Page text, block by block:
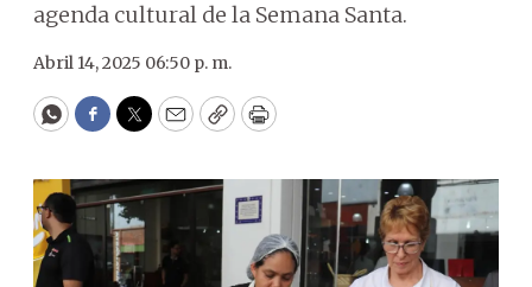
agenda cultural de la Semana Santa.
Abril 14, 2025 06:50 p. m.
WhatsApp
Facebook
Twitter
EmailCopyPrint